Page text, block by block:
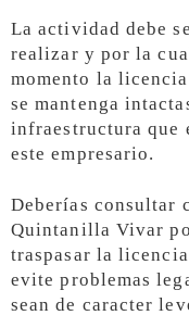
La actividad debe
realizar y por la
momento la
se mantenga
infraestructura que
este empresario.
Deberías consultar
Quintanilla Vivar
traspasar la
evite problemas
sean de caracter